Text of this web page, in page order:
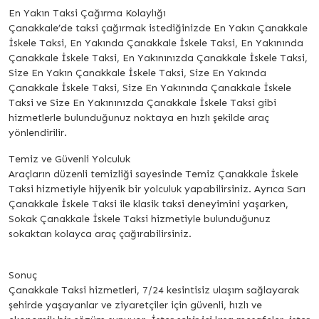
En Yakın Taksi Çağırma Kolaylığı
Çanakkale’de taksi çağırmak istediğinizde En Yakın Çanakkale
İskele Taksi, En Yakında Çanakkale İskele Taksi, En Yakınında
Çanakkale İskele Taksi, En Yakınınızda Çanakkale İskele Taksi,
Size En Yakın Çanakkale İskele Taksi, Size En Yakında
Çanakkale İskele Taksi, Size En Yakınında Çanakkale İskele
Taksi ve Size En Yakınınızda Çanakkale İskele Taksi gibi
hizmetlerle bulunduğunuz noktaya en hızlı şekilde araç
yönlendirilir.
Temiz ve Güvenli Yolculuk
Araçların düzenli temizliği sayesinde Temiz Çanakkale İskele
Taksi hizmetiyle hijyenik bir yolculuk yapabilirsiniz. Ayrıca Sarı
Çanakkale İskele Taksi ile klasik taksi deneyimini yaşarken,
Sokak Çanakkale İskele Taksi hizmetiyle bulunduğunuz
sokaktan kolayca araç çağırabilirsiniz.
Sonuç
Çanakkale Taksi hizmetleri, 7/24 kesintisiz ulaşım sağlayarak
şehirde yaşayanlar ve ziyaretçiler için güvenli, hızlı ve